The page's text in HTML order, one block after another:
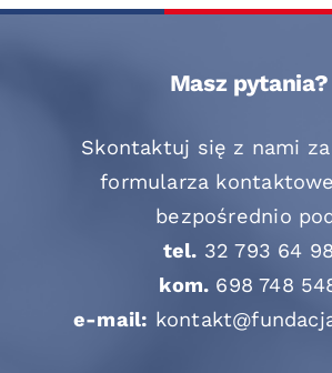
Masz pytania?
Skontaktuj się z nami
formularza
bezpośrednio
tel. 32 793 64 98
kom. 698 748
e-mail: